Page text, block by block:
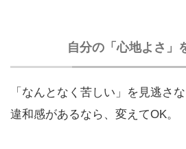
自分の「心地よさ」
「なんとなく苦しい」を見逃さな
違和感があるなら、変えてOK。